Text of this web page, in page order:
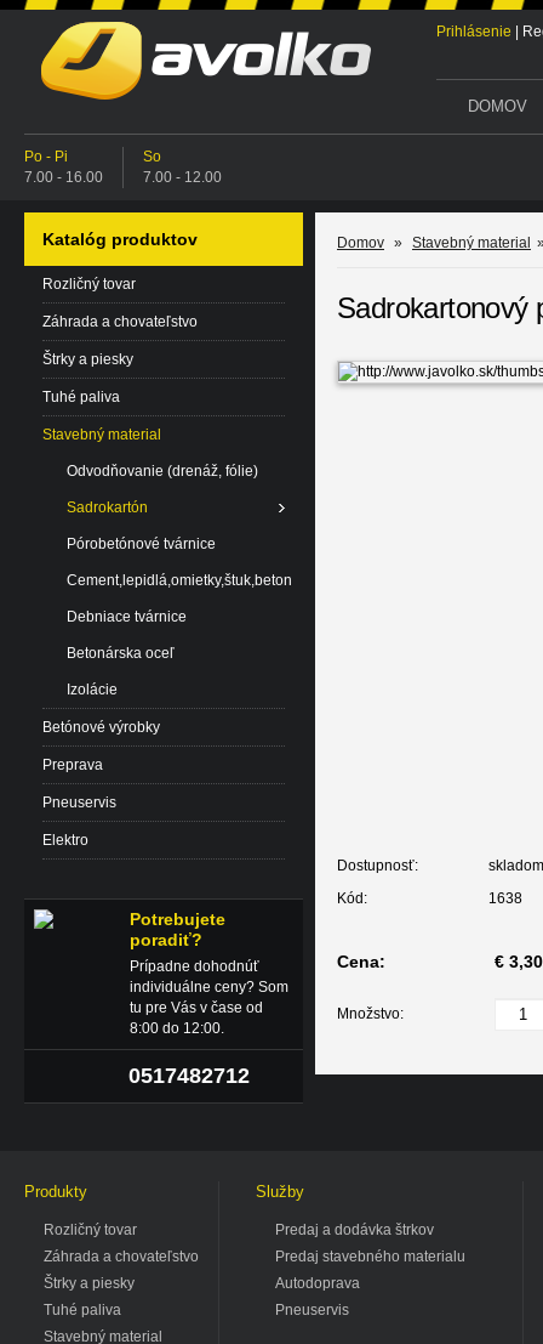
Prihlásenie
DOMOV
Po - Pi
7.00 - 16.00
So
7.00 - 12.00
Domov » Stavebný material
Sadrokartonový
Dostupnosť:
skladom
Kód:
1638
Cena: € 3,30
Množstvo:
Katalóg produktov
Rozličný tovar
Záhrada a chovateľstvo
Štrky a piesky
Tuhé paliva
Stavebný material
Odvodňovanie (drenáž, fólie)
Sadrokartón
Pórobetónové tvárnice
Cement,lepidlá,omietky,štuk,beton
Debniace tvárnice
Betonárska oceľ
Izolácie
Betónové výrobky
Preprava
Pneuservis
Elektro
Potrebujete
poradiť?
Prípadne dohodnúť
individuálne ceny? Som
tu pre Vás v čase od
8:00 do 12:00.
0517482712
Produkty
Rozličný tovar
Záhrada a chovateľstvo
Štrky a piesky
Tuhé paliva
Stavebný material
Služby
Predaj a dodávka štrkov
Predaj stavebného materialu
Autodoprava
Pneuservis